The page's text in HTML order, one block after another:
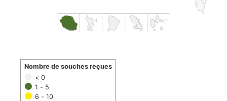
< 0
1 - 5
6 - 10
Nombre de souches reçues